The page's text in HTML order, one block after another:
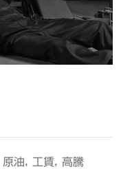
原油 工賃 高騰